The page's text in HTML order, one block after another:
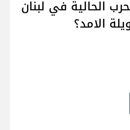
الحالية في لبنان
الامد؟